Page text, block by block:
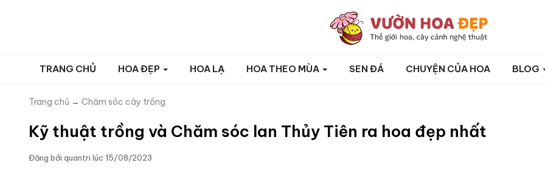
TRANG CHỦ HOA ĐẸP HOA LẠ HOA THEO MÙA SEN ĐÁ CHUYỆN CỦA HOA BLOG
Trang chủ → Chăm sóc cây trồng
Kỹ thuật trồng và Chăm sóc lan Thủy Tiên ra hoa đẹp nhất
Đăng bởi quantri lúc 15/08/2023